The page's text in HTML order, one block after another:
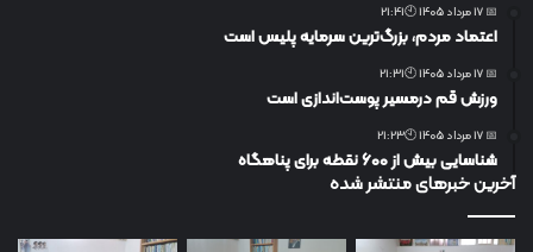
📅 17 مرداد 1405 🕙21:41
اعتماد مردم، بزرگ‌ترین سرمایه پلیس است
📅 17 مرداد 1405 🕙21:31
ورزش قم درمسیر پوست‌اندازی است
📅 17 مرداد 1405 🕙21:23
شناسایی بیش از ۶۰۰ نقطه برای پناهگاه
آخرین خبرهای منتشر شده